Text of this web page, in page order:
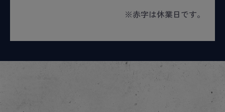
※赤字は休業日です。